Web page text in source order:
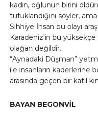
kadın, oğlunun birini
tutuklandığını söyler,
Sıhhiye İhsan bu olayı
Karadeniz’in bu
olağan değildir.
“Aynadaki Düşman”
ile insanların kaderlerine
arasında geçen bir katil
BAYAN BEGONVİL